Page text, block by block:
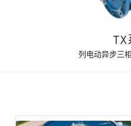
TX
列电动异步三